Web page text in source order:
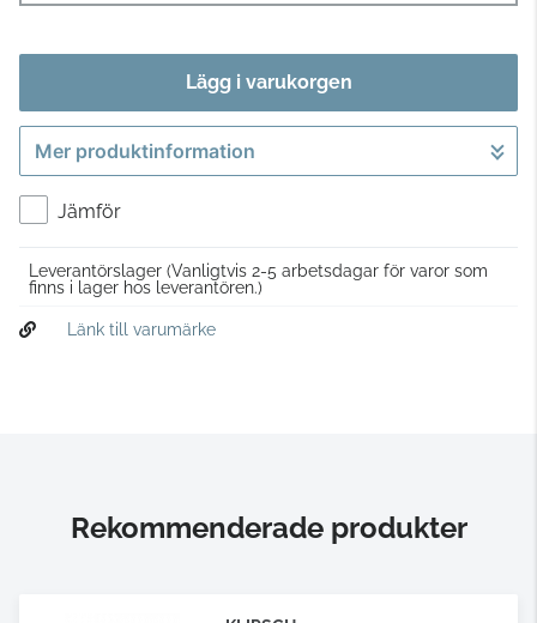
Lägg i varukorgen
Gå till kassan
Mer produktinformation
Jämför
Leverantörslager (Vanligtvis 2-5 arbetsdagar för varor som
finns i lager hos leverantören.)
Länk till varumärke
Rekommenderade produkter